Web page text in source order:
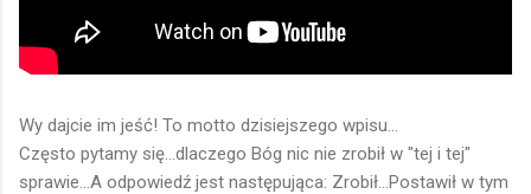
Wy dajcie im jeść! To motto dzisiejszego wpisu...
Często pytamy się...dlaczego Bóg nic nie zrobił w "tej i tej"
sprawie...A odpowiedź jest następująca: Zrobił...Postawił w tym